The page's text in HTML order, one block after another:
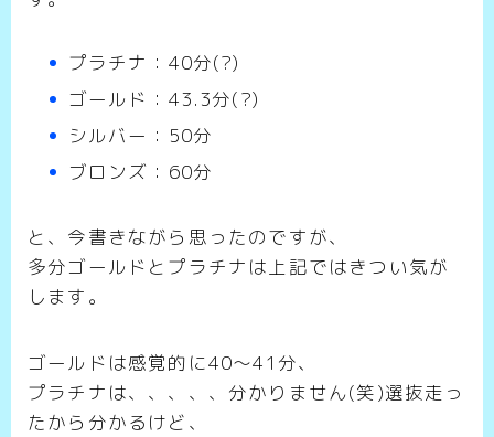
プラチナ：40分(?)
ゴールド：43.3分(?)
シルバー：50分
ブロンズ：60分
と、今書きながら思ったのですが、
多分ゴールドとプラチナは上記ではきつい気が
します。
ゴールドは感覚的に40～41分、
プラチナは、、、、、分かりません(笑)選抜走っ
たから分かるけど、